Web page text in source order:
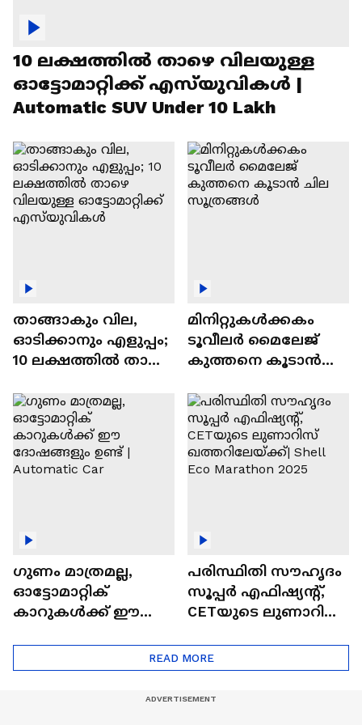
10 ലക്ഷത്തിൽ താഴെ വിലയുള്ള
ഓട്ടോമാറ്റിക്ക് എസ്‍യുവികൾ |
Automatic SUV Under 10 Lakh
താങ്ങാകും വില,
ഓടിക്കാനും എളുപ്പം;
10 ലക്ഷത്തിൽ താഴെ
ഓട്ടോമാറ്റിക്ക്
എസ്‍യുവികൾ
മിനിറ്റുകൾക്കകം
ടൂവീലർ മൈലേജ്
കുത്തനെ കൂടാൻ
ഗുണം മാത്രമല്ല,
ഓട്ടോമാറ്റിക്
കാറുകൾക്ക് ഈ
പരിസ്ഥിതി സൗഹൃദം
സൂപ്പർ എഫിഷ്യന്റ്,
CETയുടെ ലുണാറിസ്
Eco Marathon 2025
READ MORE